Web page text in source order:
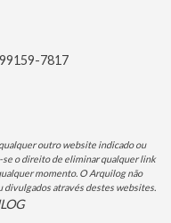
7817
outro website indicado ou
o direito de eliminar qualquer link
momento. O Arquilog não
divulgados através destes websites.